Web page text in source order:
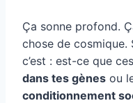
Ça sonne profond.
chose de cosmique.
c’est : est-ce que
dans tes gènes ou
conditionnement